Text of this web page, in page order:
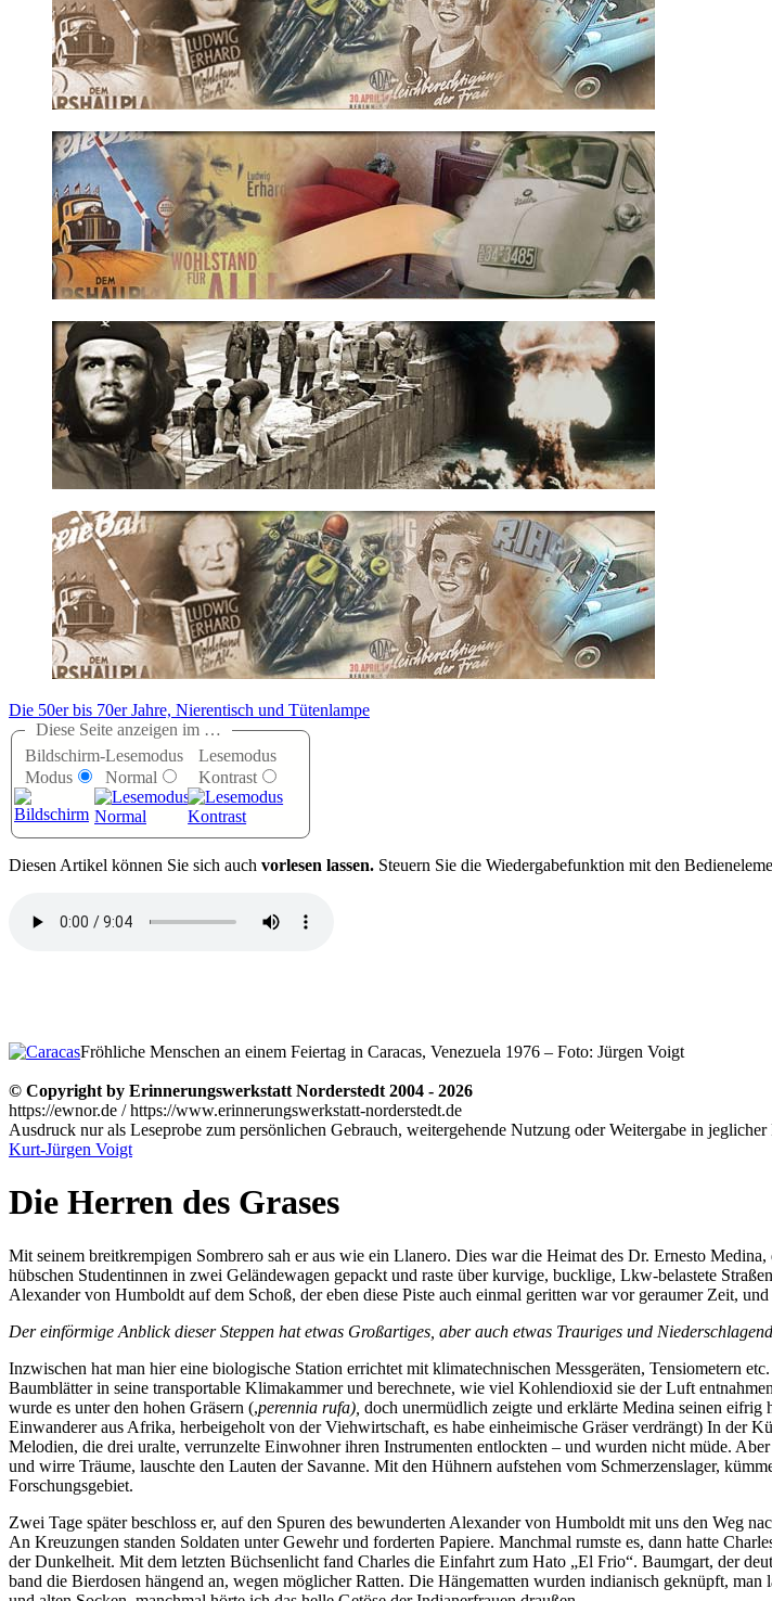
Die 50er bis 70er Jahre, Nierentisch und Tütenlampe
Diese Seite anzeigen im …
Bildschirm-
Modus
Lesemodus
Normal
Lesemodus
Kontrast
Diesen Artikel können Sie sich auch vorlesen lassen. Steuern Sie die Wiedergabefunktion mit den
Fröhliche Menschen an einem Feiertag in Caracas, Venezuela 1976 – Foto: Jürgen Voigt
© Copyright by Erinnerungswerkstatt Norderstedt 2004 - 2026
https://ewnor.de / https://www.erinnerungswerkstatt-norderstedt.de
Ausdruck nur als Leseprobe zum persönlichen Gebrauch, weitergehende Nutzung oder Weitergabe in
Kurt-Jürgen Voigt
Die Herren des Grases
Mit seinem breitkrempigen Sombrero sah er aus wie ein Llanero. Dies war die Heimat des Dr. Ernesto
hübschen Studentinnen in zwei Geländewagen gepackt und raste über kurvige, bucklige, Lkw-belastete
Alexander von Humboldt auf dem Schoß, der eben diese Piste auch einmal geritten war vor geraumer Zeit, und
Der einförmige Anblick dieser Steppen hat etwas Großartiges, aber auch etwas Trauriges und
Inzwischen hat man hier eine biologische Station errichtet mit klimatechnischen Messgeräten, Tensiometern
Baumblätter in seine transportable Klimakammer und berechnete, wie viel Kohlendioxid sie der Luft
wurde es unter den hohen Gräsern (,perennia rufa), doch unermüdlich zeigte und erklärte Medina seinen eifrig
Einwanderer aus Afrika, herbeigeholt von der Viehwirtschaft, es habe einheimische Gräser verdrängt) In der
Melodien, die drei uralte, verrunzelte Einwohner ihren Instrumenten entlockten – und wurden nicht müde.
und wirre Träume, lauschte den Lauten der Savanne. Mit den Hühnern aufstehen vom Schmerzenslager,
Forschungsgebiet.
Zwei Tage später beschloss er, auf den Spuren des bewunderten Alexander von Humboldt mit uns den Weg
An Kreuzungen standen Soldaten unter Gewehr und forderten Papiere. Manchmal rumste es, dann hatte
der Dunkelheit. Mit dem letzten Büchsenlicht fand Charles die Einfahrt zum Hato
El Frio . Baumgart, der
band die Bierdosen hängend an, wegen möglicher Ratten. Die Hängematten wurden indianisch geknüpft,